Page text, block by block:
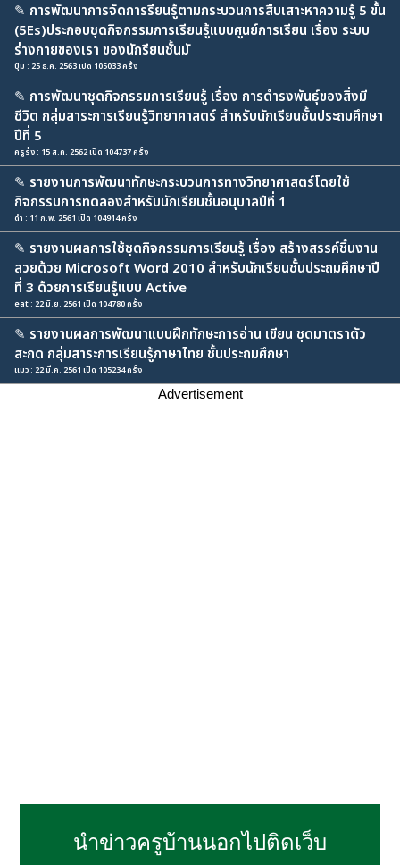
✎ การพัฒนาการจัดการรียนรู้ตามกระบวนการสืบเสาะหาความรู้ 5 ขั้น
(5Es)ประกอบชุดกิจกรรมการเรียนรู้แบบศูนย์การเรียน เรื่อง ระบบ
ร่างกายของเรา ของนักรียนชั้นมั
ปุ้ม : 25 ธ.ค. 2563 เปิด 105033 ครั้ง
✎ การพัฒนาชุดกิจกรรมการเรียนรู้ เรื่อง การดำรงพันธุ์ของสิ่งมี
ชีวิต กลุ่มสาระการเรียนรู้วิทยาศาสตร์ สำหรับนักเรียนชั้นประถมศึกษา
ปีที่ 5
ครูร่ง : 15 ส.ค. 2562 เปิด 104737 ครั้ง
✎ รายงานการพัฒนาทักษะกระบวนการทางวิทยาศาสตร์โดยใช้
กิจกรรมการทดลองสำหรับนักเรียนชั้นอนุบาลปีที่ 1
ดำ : 11 ก.พ. 2561 เปิด 104914 ครั้ง
✎ รายงานผลการใช้ชุดกิจกรรมการเรียนรู้ เรื่อง สร้างสรรค์ชิ้นงาน
สวยด้วย Microsoft Word 2010 สำหรับนักเรียนชั้นประถมศึกษาปี
ที่ 3 ด้วยการเรียนรู้แบบ Active
eat : 22 มิ.ย. 2561 เปิด 104780 ครั้ง
✎ รายงานผลการพัฒนาแบบฝึกทักษะการอ่าน เขียน ชุดมาตราตัว
สะกด กลุ่มสาระการเรียนรู้ภาษาไทย ชั้นประถมศึกษา
แมว : 22 มี.ค. 2561 เปิด 105234 ครั้ง
Advertisement
นำข่าวครูบ้านนอกไปติดเว็บ